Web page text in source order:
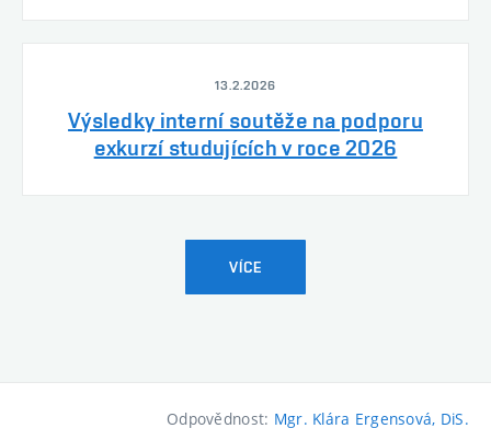
13.2.2026
Výsledky interní soutěže na podporu
exkurzí studujících v roce 2026
VÍCE
Odpovědnost: Mgr. Klára Ergensová, DiS.